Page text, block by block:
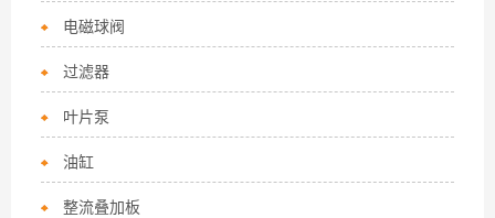
电磁球阀
过滤器
叶片泵
油缸
整流叠加板